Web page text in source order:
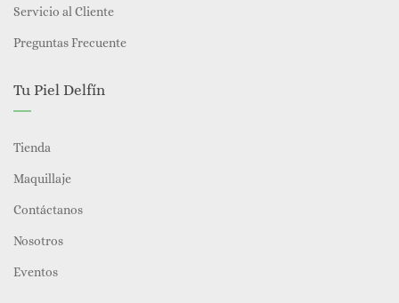
Servicio al Cliente
Preguntas Frecuente
Tu Piel Delfín
Tienda
Maquillaje
Contáctanos
Nosotros
Eventos